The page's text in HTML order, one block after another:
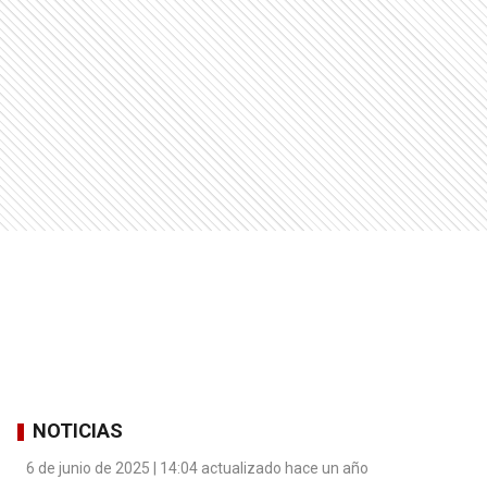
NOTICIAS
6 de junio de 2025 | 14:04 actualizado hace un año